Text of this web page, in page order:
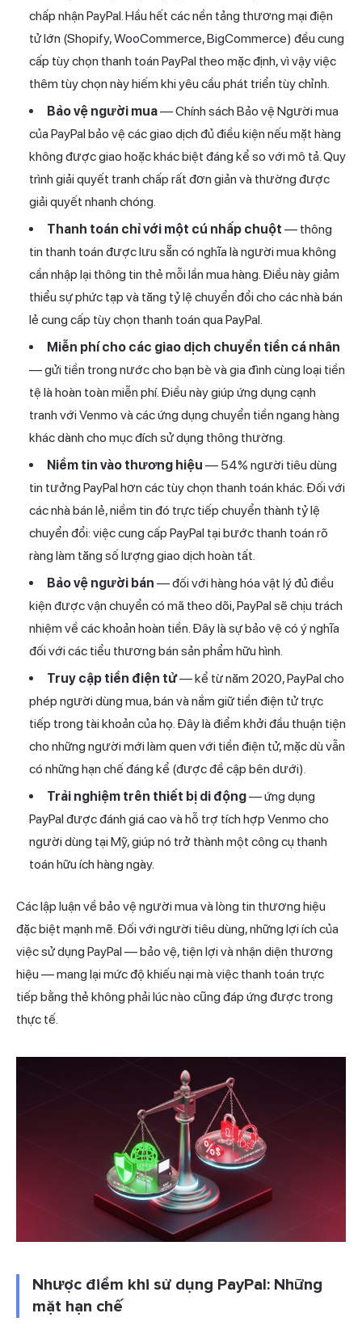
chấp nhận PayPal. Hầu hết các nền tảng thương mại điện
tử lớn (Shopify, WooCommerce, BigCommerce) đều cung
cấp tùy chọn thanh toán PayPal theo mặc định, vì vậy việc
thêm tùy chọn này hiếm khi yêu cầu phát triển tùy chỉnh.
Bảo vệ người mua— Chính sách Bảo vệ Người mua
của PayPal bảo vệ các giao dịch đủ điều kiện nếu mặt hàng
không được giao hoặc khác biệt đáng kể so với mô tả. Quy
trình giải quyết tranh chấp rất đơn giản và thường được
giải quyết nhanh chóng.
Thanh toán chỉ với một cú nhấp chuột — thông
tin thanh toán được lưu sẵn có nghĩa là người mua không
cần nhập lại thông tin thẻ mỗi lần mua hàng. Điều này giảm
thiểu sự phức tạp và tăng tỷ lệ chuyển đổi cho các nhà bán
lẻ cung cấp tùy chọn thanh toán qua PayPal.
Miễn phí cho các giao dịch chuyển tiền cá nhân
— gửi tiền trong nước cho bạn bè và gia đình cùng loại tiền
tệ là hoàn toàn miễn phí. Điều này giúp ứng dụng cạnh
tranh với Venmo và các ứng dụng chuyển tiền ngang hàng
khác dành cho mục đích sử dụng thông thường.
Niềm tin vào thương hiệu — 54% người tiêu dùng
tin tưởng PayPal hơn các tùy chọn thanh toán khác. Đối với
các nhà bán lẻ, niềm tin đó trực tiếp chuyển thành tỷ lệ
chuyển đổi: việc cung cấp PayPal tại bước thanh toán rõ
ràng làm tăng số lượng giao dịch hoàn tất.
Bảo vệ người bán — đối với hàng hóa vật lý đủ điều
kiện được vận chuyển có mã theo dõi, PayPal sẽ chịu trách
nhiệm về các khoản hoàn tiền. Đây là sự bảo vệ có ý nghĩa
đối với các tiểu thương bán sản phẩm hữu hình.
Truy cập tiền điện tử— kể từ năm 2020, PayPal cho
phép người dùng mua, bán và nắm giữ tiền điện tử trực
tiếp trong tài khoản của họ. Đây là điểm khởi đầu thuận tiện
cho những người mới làm quen với tiền điện tử, mặc dù vẫn
có những hạn chế đáng kể (được đề cập bên dưới).
Trải nghiệm trên thiết bị di động— ứng dụng
PayPal được đánh giá cao và hỗ trợ tích hợp Venmo cho
người dùng tại Mỹ, giúp nó trở thành một công cụ thanh
toán hữu ích hàng ngày.
Các lập luận về bảo vệ người mua và lòng tin thương hiệu
đặc biệt mạnh mẽ. Đối với người tiêu dùng, những lợi ích của
việc sử dụng PayPal — bảo vệ, tiện lợi và nhận diện thương
hiệu — mang lại mức độ khiếu nại mà việc thanh toán trực
tiếp bằng thẻ không phải lúc nào cũng đáp ứng được trong
thực tế.
Nhược điểm khi sử dụng PayPal: Những
mặt hạn chế